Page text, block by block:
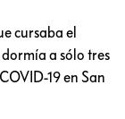
cursaba el
a sólo tres
19 en San